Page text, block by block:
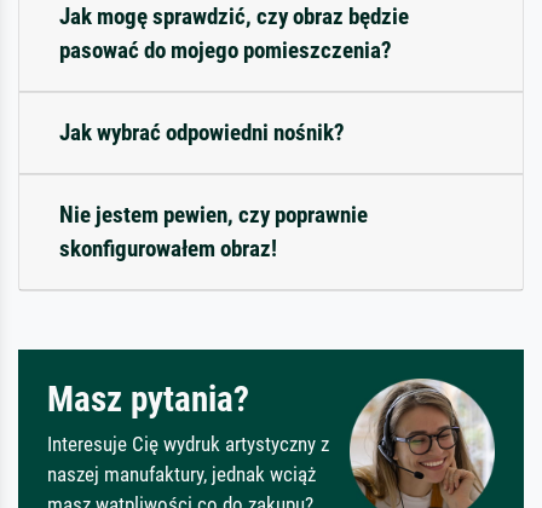
Jak mogę sprawdzić, czy obraz będzie
pasować do mojego pomieszczenia?
Jak wybrać odpowiedni nośnik?
Nie jestem pewien, czy poprawnie
skonfigurowałem obraz!
Masz pytania?
Interesuje Cię wydruk artystyczny z
naszej manufaktury, jednak wciąż